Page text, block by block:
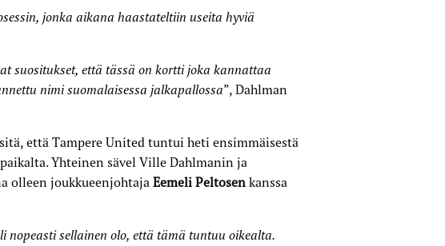
jonka aikana haastateltiin useita hyviä
suositukset, että tässä on kortti joka kannattaa
nimi suomalaisessa jalkapallossa”, Dahlman
että Tampere United tuntui heti ensimmäisestä
Yhteinen sävel Ville Dahlmanin ja
olleen joukkueen­johtajaEemeli Peltosen kanssa
nopeasti sellainen olo, että tämä tuntuu oikealta.